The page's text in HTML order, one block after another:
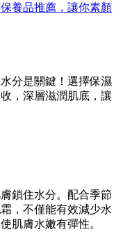
養品推薦，讓你素顏
分是關鍵！選擇保濕
，深層滋潤肌底，讓
鎖住水分。配合季節
，不僅能有效減少水
肌膚水嫩有彈性。